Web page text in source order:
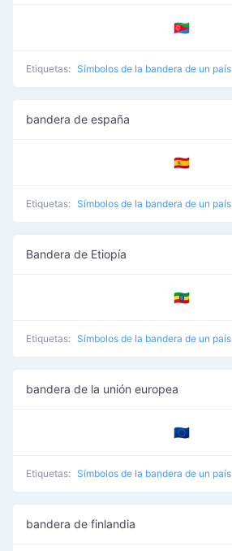
🇪🇷
Etiquetas: Símbolos de la bandera de un país
bandera de españa
🇪🇸
Etiquetas: Símbolos de la bandera de un país
Bandera de Etiopía
🇪🇹
Etiquetas: Símbolos de la bandera de un país
bandera de la unión europea
🇪🇺
Etiquetas: Símbolos de la bandera de un país
bandera de finlandia